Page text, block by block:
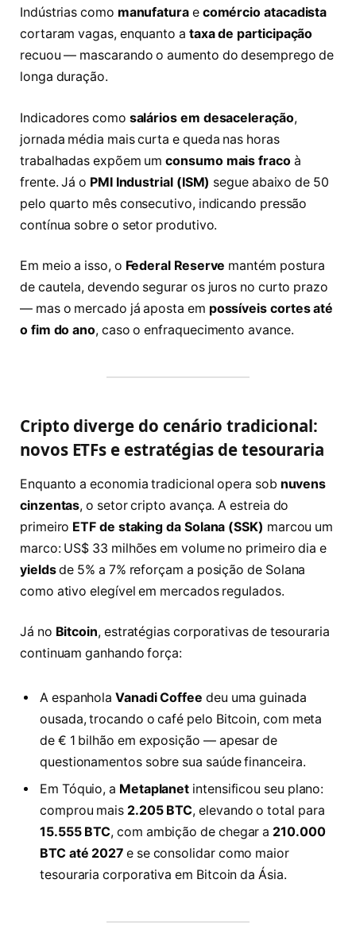
Indústrias como manufaturae comércio atacadista
cortaram vagas, enquanto a taxa de participação
recuou — mascarando o aumento do desemprego de
longa duração.
Indicadores como salários em desaceleração,
jornada média mais curta e queda nas horas
trabalhadas expõem umconsumo mais fracoà
frente. Já o PMI Industrial (ISM) segue abaixo de 50
pelo quarto mês consecutivo, indicando pressão
contínua sobre o setor produtivo.
Em meio a isso, o Federal Reserve mantém postura
de cautela, devendo segurar os juros no curto prazo
— mas o mercado já aposta em possíveis cortes até
o fim do ano, caso o enfraquecimento avance.
Cripto diverge do cenário tradicional:
novos ETFs e estratégias de tesouraria
Enquanto a economia tradicional opera sob nuvens
cinzentas, o setor cripto avança. A estreia do
primeiro ETF de staking da Solana (SSK) marcou um
marco: US$ 33 milhões em volume no primeiro dia e
yieldsde 5% a 7% reforçam a posição de Solana
como ativo elegível em mercados regulados.
Já no Bitcoin, estratégias corporativas de tesouraria
continuam ganhando força:
A espanholaVanadi Coffee deu uma guinada
ousada, trocando o café pelo Bitcoin, com meta
de € 1 bilhão em exposição — apesar de
questionamentos sobre sua saúde financeira.
Em Tóquio, a Metaplanet intensificou seu plano:
comprou mais 2.205 BTC, elevando o total para
15.555 BTC, com ambição de chegar a 210.000
BTC até 2027 e se consolidar como maior
tesouraria corporativa em Bitcoin da Ásia.